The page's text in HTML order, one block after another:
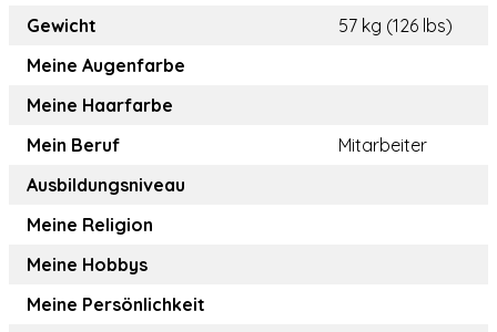
Gewicht
57 kg (126 lbs)
Meine Augenfarbe
Meine Haarfarbe
Mein Beruf
Mitarbeiter
Ausbildungsniveau
Meine Religion
Meine Hobbys
Meine Persönlichkeit